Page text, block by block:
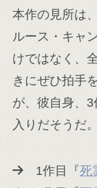
本作の見所は
ルース・キャ
けではなく、
きにぜひ拍手
が、彼自身、
入りだそうだ。
1作目『死